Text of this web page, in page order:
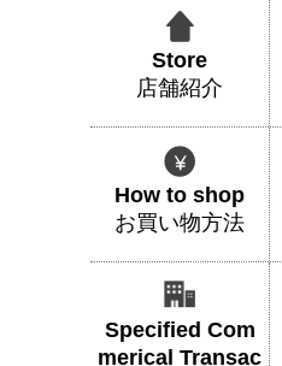
Store
店舗紹介
How to shop
お買い物方法
Specified Com
merical Transac